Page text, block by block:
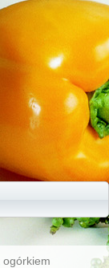
ogórkiem